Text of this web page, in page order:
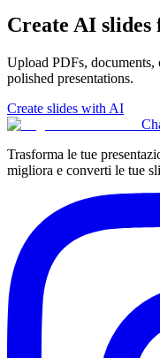
Create AI
Upload PDFs,
polished presentations.
Create slides with AI
Trasforma le tue
migliora e converti le tue